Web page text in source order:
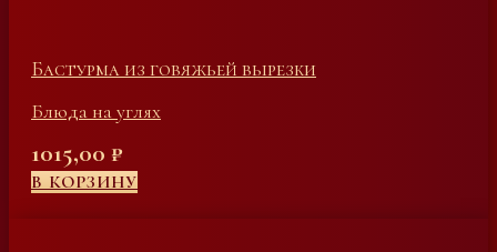
Бастурма из говяжьей вырезки
Блюда на углях
1015,00 ₽
В КОРЗИНУ